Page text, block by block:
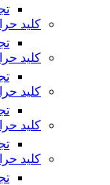
کلید
کلید
کلید
کلید
کلید